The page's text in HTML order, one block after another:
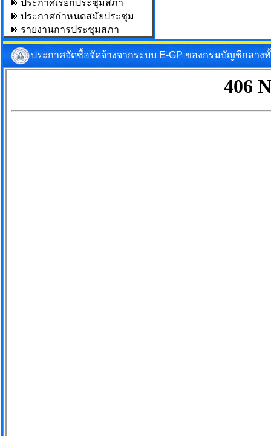
ประกาศเรียกประชุมสภา
ประกาศกำหนดสมัยประชุม
รายงานการประชุมสภา
ประกาศจัดซื้อจัดจ้างจากระบบ E-GP ของกรมบัญชีกลาง